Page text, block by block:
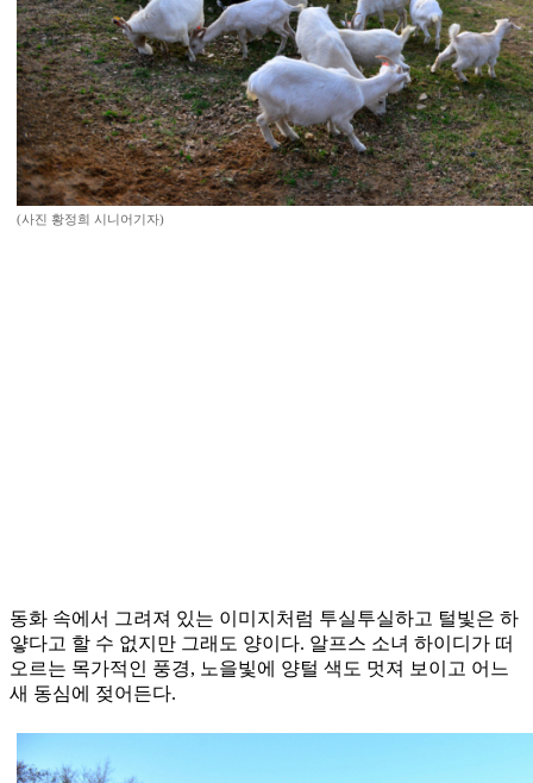
(사진 황정희 시니어기자)
동화 속에서 그려져 있는 이미지처럼 투실투실하고 털빛은 하
얗다고 할 수 없지만 그래도 양이다. 알프스 소녀 하이디가 떠
오르는 목가적인 풍경, 노을빛에 양털 색도 멋져 보이고 어느
새 동심에 젖어든다.